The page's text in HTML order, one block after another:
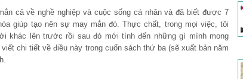
cả về nghề nghiệp và cuộc sống cá nhân và đã biết được 7
giúp tạo nên sự may mắn đó. Thực chất, trong mọi việc, tôi
khác lên trước rồi sau đó mới tính đến những gì mình mong
viết chi tiết về điều này trong cuốn sách thứ ba (sẽ xuất bản năm